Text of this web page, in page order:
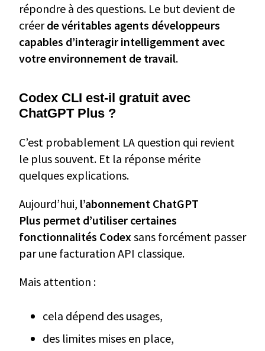
répondre à des questions. Le but devient de
créerde véritables agents développeurs
capables d’interagir intelligemment avec
votre environnement de travail.
Codex CLI est-il gratuit avec
ChatGPT Plus ?
C’est probablement LA question qui revient
le plus souvent. Et la réponse mérite
quelques explications.
Aujourd’hui, l’abonnement ChatGPT
Plus permet d’utiliser certaines
fonctionnalités Codex sans forcément passer
par une facturation API classique.
Mais attention :
cela dépend des usages,
des limites mises en place,